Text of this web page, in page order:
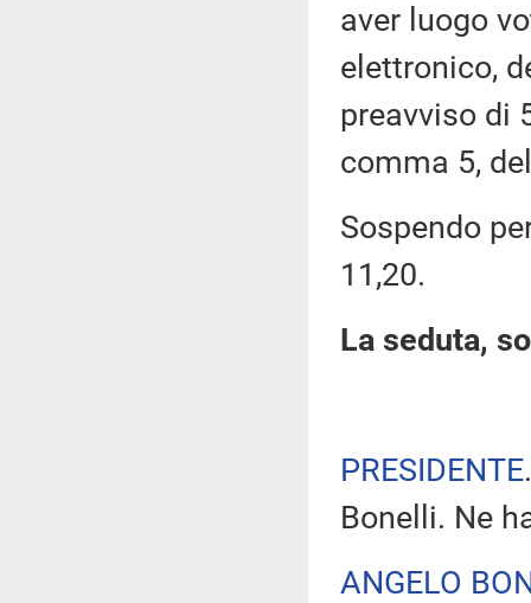
aver luogo
elettronico,
preavviso di
comma 5,
Sospendo
11,20.
La seduta,
PRESIDENTE
Bonelli. Ne
ANGELO